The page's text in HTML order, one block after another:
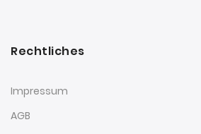
Rechtliches
Impressum
AGB